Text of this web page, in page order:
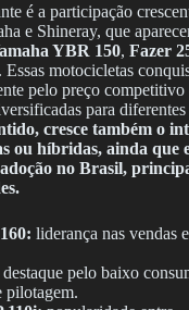
é a participação
e Shineray, que
YBR 150, Fazer
. Essas motocicletas
pelo preço competitivo
para
cresce também o
ou híbridas, ainda que
no Brasil,
liderança nas vendas
destaque pelo baixo
pilotagem.